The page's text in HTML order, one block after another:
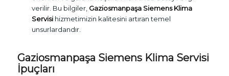
verilir. Bu bilgiler, Gaziosmanpaşa Siemens Klima
Servisihizmetimizin kalitesini artıran temel
unsurlardandır.
Gaziosmanpaşa Siemens Klima Servisi
İpuçları